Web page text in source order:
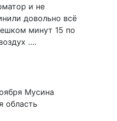
и не
довольно всё
минут 15 по
….
Мусина
область